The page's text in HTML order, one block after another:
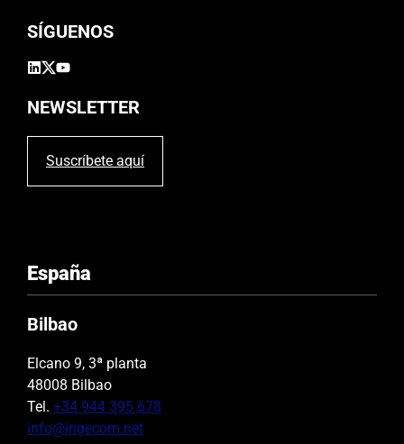
v
c
o
.
SÍGUENOS
NEWSLETTER
Suscríbete aquí
España
Bilbao
Elcano 9, 3ª planta
48008 Bilbao
Tel. +34 944 395 678
info@ingecom.net